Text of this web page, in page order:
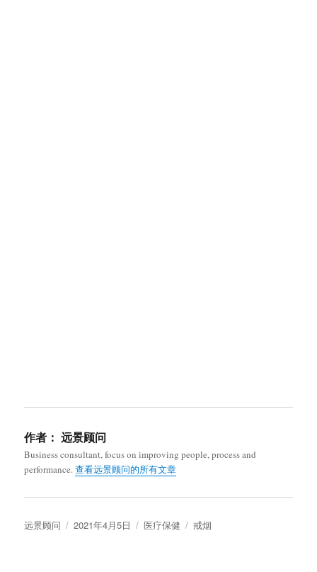
作者： 远景顾问
Business consultant, focus on improving people, process and
performance.查看远景顾问的所有文章
作
远景顾问
发
2021年4月5日
分
医疗保健
标
戒烟